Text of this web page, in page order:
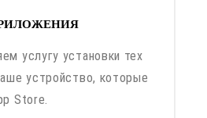
услугу установки тех
устройство, которые
Store.